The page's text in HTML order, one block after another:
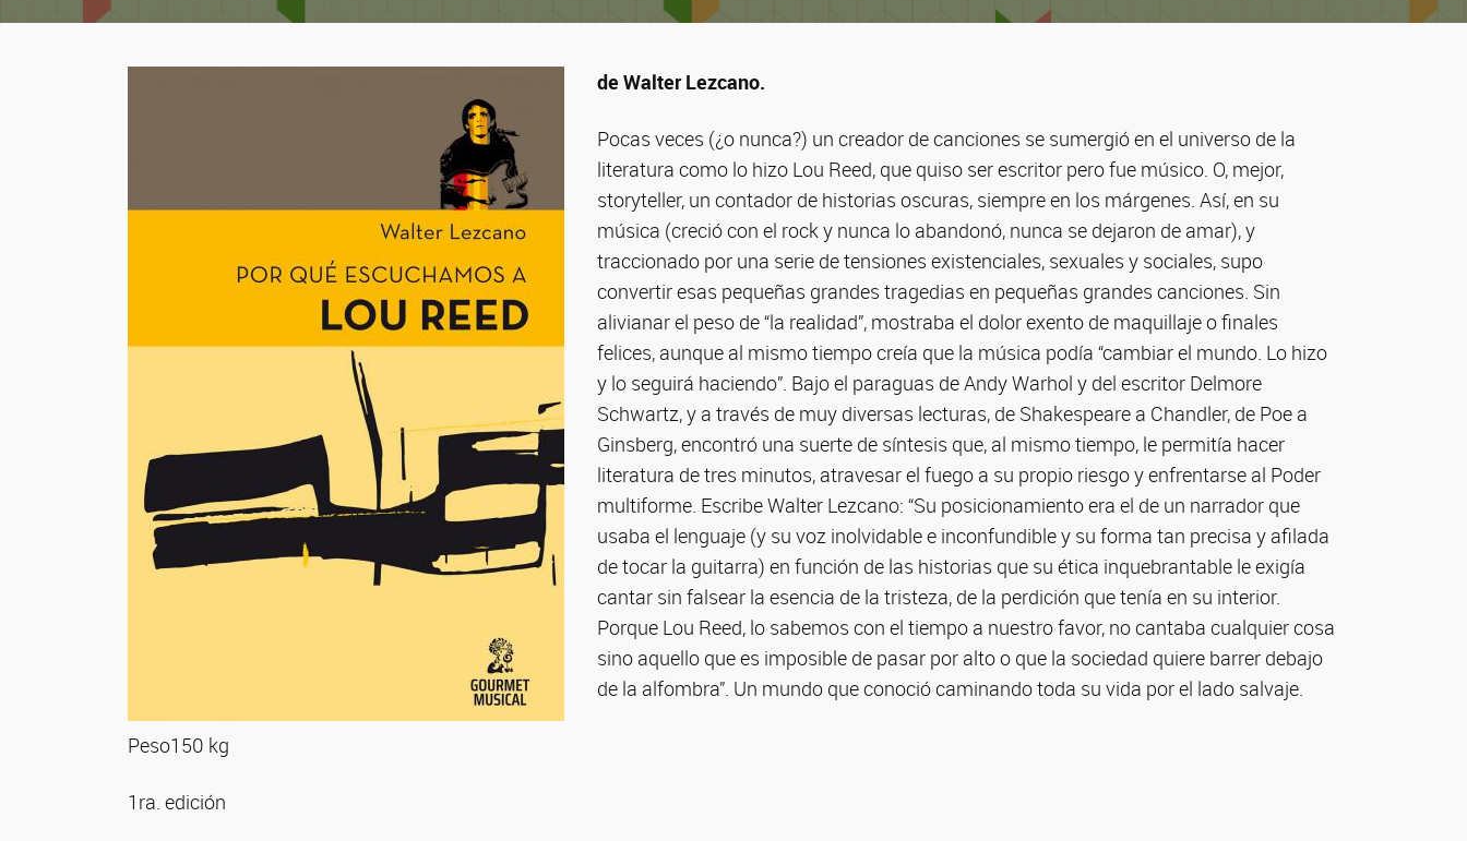
de Walter Lezcano.
Pocas veces (¿o nunca?) un creador de canciones se sumergió en el universo de la
literatura como lo hizo Lou Reed, que quiso ser escritor pero fue músico. O, mejor,
storyteller, un contador de historias oscuras, siempre en los márgenes. Así, en su
música (creció con el rock y nunca lo abandonó, nunca se dejaron de amar), y
traccionado por una serie de tensiones existenciales, sexuales y sociales, supo
convertir esas pequeñas grandes tragedias en pequeñas grandes canciones. Sin
alivianar el peso de “la realidad”, mostraba el dolor exento de maquillaje o finales
felices, aunque al mismo tiempo creía que la música podía “cambiar el mundo. Lo hizo
y lo seguirá haciendo”. Bajo el paraguas de Andy Warhol y del escritor Delmore
Schwartz, y a través de muy diversas lecturas, de Shakespeare a Chandler, de Poe a
Ginsberg, encontró una suerte de síntesis que, al mismo tiempo, le permitía hacer
literatura de tres minutos, atravesar el fuego a su propio riesgo y enfrentarse al Poder
multiforme. Escribe Walter Lezcano: “Su posicionamiento era el de un narrador que
usaba el lenguaje (y su voz inolvidable e inconfundible y su forma tan precisa y afilada
de tocar la guitarra) en función de las historias que su ética inquebrantable le exigía
cantar sin falsear la esencia de la tristeza, de la perdición que tenía en su interior.
Porque Lou Reed, lo sabemos con el tiempo a nuestro favor, no cantaba cualquier cosa
sino aquello que es imposible de pasar por alto o que la sociedad quiere barrer debajo
de la alfombra”. Un mundo que conoció caminando toda su vida por el lado salvaje.
Peso150 kg
1ra. edición